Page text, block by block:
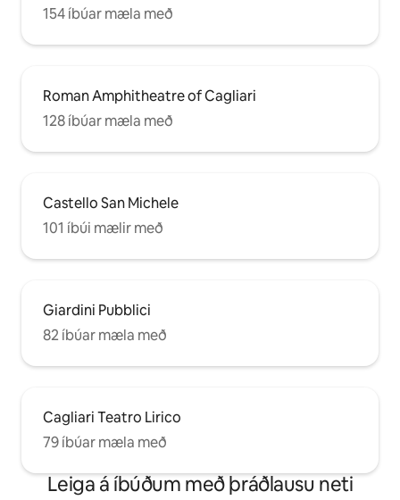
154 íbúar mæla með
Roman Amphitheatre of Cagliari
128 íbúar mæla með
Castello San Michele
101 íbúi mælir með
Giardini Pubblici
82 íbúar mæla með
Cagliari Teatro Lirico
79 íbúar mæla með
Leiga á íbúðum með þráðlausu neti